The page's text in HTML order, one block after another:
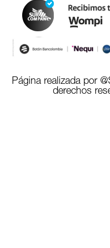
Página realizada por
derechos